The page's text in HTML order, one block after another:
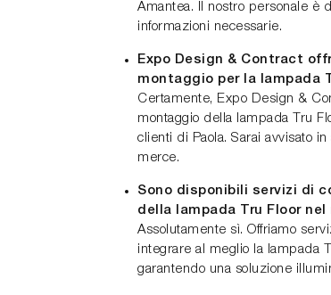
Amantea. Il nostro personale è
informazioni necessarie.
Expo Design & Contract
montaggio per la lampada
Certamente, Expo Design &
montaggio della lampada Tru
clienti di Paola. Sarai avvisato
merce.
Sono disponibili servizi di
della lampada Tru Floor
Assolutamente sì. Offriamo
integrare al meglio la lampada
garantendo una soluzione